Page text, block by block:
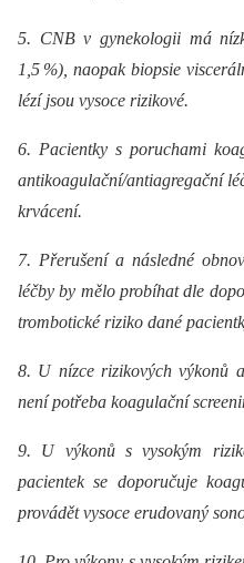
5. CNB v gynekologii má
1,5 %), naopak biopsie
lézí jsou vysoce rizikové.
6. Pacientky s poruchami
antikoagulační/antiagregační
krvácení.
7. Přerušení a následné
léčby by mělo probíhat dle
trombotické riziko dané
8. U nízce rizikových výkonů
není potřeba koagulační
9. U výkonů s vysokým
pacientek se doporučuje
provádět vysoce erudovaný